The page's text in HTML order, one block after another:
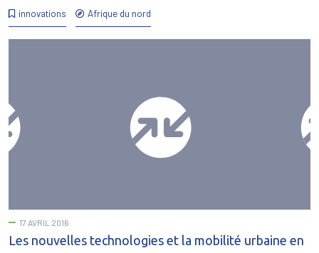
innovations Afrique du nord
17 AVRIL 2016
Les nouvelles technologies et la mobilité urbaine en